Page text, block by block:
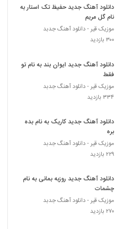
دانلود آهنگ جدید حفیظ تک استار به
نام گل مریم
موزیک قیر - دانلود آهنگ جدبد
۳۰۰ بازدید
دانلود آهنگ جدید ایوان بند به نام تو
فقط
موزیک قیر - دانلود آهنگ جدبد
۳۳۴ بازدید
دانلود آهنگ جدید کاریک به نام بده
بره
موزیک قیر - دانلود آهنگ جدبد
۲۲۹ بازدید
دانلود آهنگ جدید روزبه بمانی به نام
چشمات
موزیک قیر - دانلود آهنگ جدبد
۲۷۰ بازدید